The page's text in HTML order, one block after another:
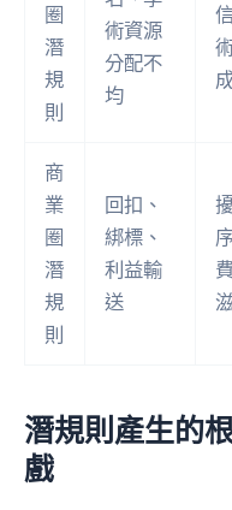
圈
潛
規
則
術資源
分配不
均
商
業
圈
潛
規
則
回扣、
綁標、
利益輸
送
潛規則產生的
戲